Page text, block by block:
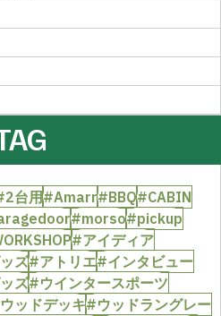
台用#Amarr#BBQ#CABIN
#morso#pickup
#アイディア
ズ#アトリエ#インタビュー
ズ#ウインタースポーツ
ッドデッキ#ウッドラングレー